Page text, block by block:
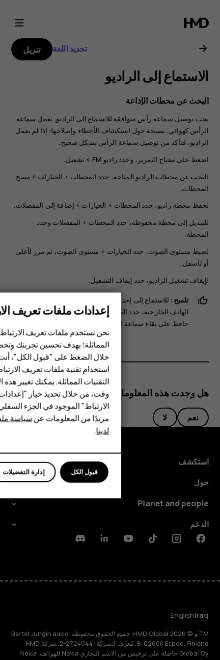
دليل
مستخدم
Nokia
8000
4G
الهواتف المميزة
HMD DUB
HMD Watch
تحديد اللغة تنزيل
الاستماع إلى الراديو
البحث عن محطات الإذاعة
يجب توصيل سماعة رأس متوافقة للاستماع إلى الراديو. تعمل سماعة
الرأس كهوائي. نصيحة حول استكشاف الأخطاء وإصلاحها: إذا لم يعمل
الراديو، فتأكد من توصيل سماعة الرأس بشكل صحيح.
اضغط على مفتاح التمرير، وحدد راديو FM > تشغيل.
للبحث عن محطات الراديو المتاحة، حدد المحطات > الخيارات > مسح
المحطات.
لحفظ محطة راديو، حدد المحطات > الخيارات > إضافة إلى المفضلات.
للتبديل إلى محطة محفوظة، حدد المحطات > المفضلات وحدد
المحطة.
لضبط مستوى الصوت، حدد الخيارات > مستوى الصوت، ثم مرر لأعلى
أو لأسفل.
لإيقاف تشغيل الراديو، حدد إيقاف التشغيل.
تلميح: للاستماع إلى إحدى محطات الراديو باستخدام سماعات
الهاتف الخارجية، حدد الخيارات>تبديل إلى السماعة الخارجية.
حافظ على بقاء سماعة الرأس متصلة.
هل وجدت هذه المعلومات مفيدة؟
نعم لا
استكشف
حول
Planet and people
الدعم
Facebook
Instagram
Tiktok
Youtube
Linkedin
Discord
Iraq
English
TM و © 2026 HMD Global. جميع الحقوق محفوظة. Bertel Jungin aukio
9, 02600 Espoo, Finland. مُعرِّف الشركة: 2724044-2. شركة HMD
Global Oy حاصلة على ترخيص من الاسم التجاري Nokia للهواتف. Nokia
إعدادات ملفات تعريف
نحن نستخدم ملفات تعريف
المماثلة؛ بهدف تحسين تجربتك
خلال الضغط على "قبول الكل"،
استخدام تقنية ملفات تعريف
التقنيات المماثلة. يمكنك تغيير
وقت، من خلال تحديد خيار
الارتباط" الموجود في الجزء
مزيدًا من المعلومات عنسياسة
لدينا.
إدارة التفضيلات قبول الكل